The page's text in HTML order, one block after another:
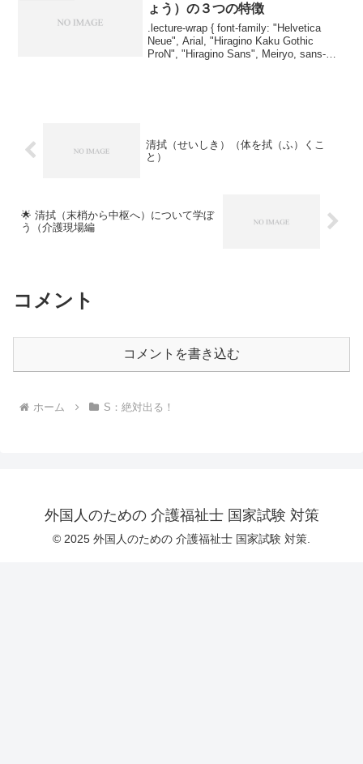
ょう）の３つの特徴
.lecture-wrap { font-family: "Helvetica
Neue", Arial, "Hiragino Kaku Gothic
ProN", "Hiragino Sans", Meiryo, sans-
清拭（せいしき）（体を拭（ふ）くこ
と）
🌟 清拭（末梢から中枢へ）について学ぼ
う（介護現場編
コメント
コメントを書き込む
ホーム S：絶対出る！
外国人のための 介護福祉士 国家試験 対策
© 2025 外国人のための 介護福祉士 国家試験 対策.